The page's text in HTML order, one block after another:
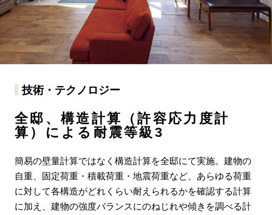
技術・テクノロジー
全邸、構造計算（許容応力度計
算）による耐震等級3
簡易の壁量計算ではなく構造計算を全邸にて実施。建物の
自重、固定荷重・積載荷重・地震荷重など、あらゆる荷重
に対して各構造がどれくらい耐えられるかを確認する計算
に加え、建物の強度バランスにのねじれや傾きを調べる計